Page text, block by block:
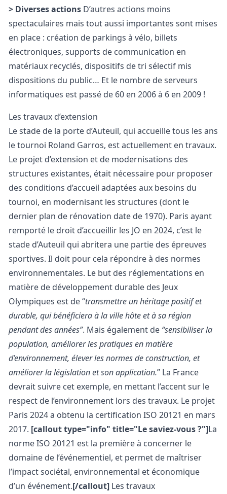
> Diverses actions D’autres actions moins
spectaculaires mais tout aussi importantes sont mises
en place : création de parkings à vélo, billets
électroniques, supports de communication en
matériaux recyclés, dispositifs de tri sélectif mis
dispositions du public… Et le nombre de serveurs
informatiques est passé de 60 en 2006 à 6 en 2009 !
Les travaux d’extension
Le stade de la porte d’Auteuil, qui accueille tous les ans
le tournoi Roland Garros, est actuellement en travaux.
Le projet d’extension et de modernisations des
structures existantes, était nécessaire pour proposer
des conditions d’accueil adaptées aux besoins du
tournoi, en modernisant les structures (dont le
dernier plan de rénovation date de 1970). Paris ayant
remporté le droit d’accueillir les JO en 2024, c’est le
stade d’Auteuil qui abritera une partie des épreuves
sportives. Il doit pour cela répondre à des normes
environnementales. Le but des réglementations en
matière de développement durable des Jeux
Olympiques est de “transmettre un héritage positif et
durable, qui bénéficiera à la ville hôte et à sa région
pendant des années”. Mais également de “sensibiliser la
population, améliorer les pratiques en matière
d’environnement, élever les normes de construction, et
améliorer la législation et son application.” La France
devrait suivre cet exemple, en mettant l’accent sur le
respect de l’environnement lors des travaux. Le projet
Paris 2024 a obtenu la certification ISO 20121 en mars
2017. [callout type="info" title="Le saviez-vous ?"]La
norme ISO 20121 est la première à concerner le
domaine de l’événementiel, et permet de maîtriser
l’impact sociétal, environnemental et économique
d’un événement.[/callout] Les travaux